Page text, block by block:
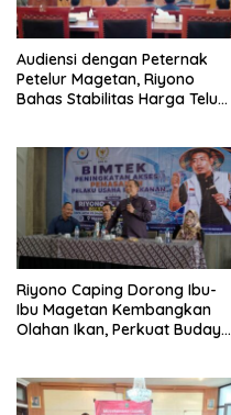
Audiensi dengan Peternak
Petelur Magetan, Riyono
Bahas Stabilitas Harga Telur
Riyono Caping Dorong Ibu-
Ibu Magetan Kembangkan
Olahan Ikan, Perkuat Budaya